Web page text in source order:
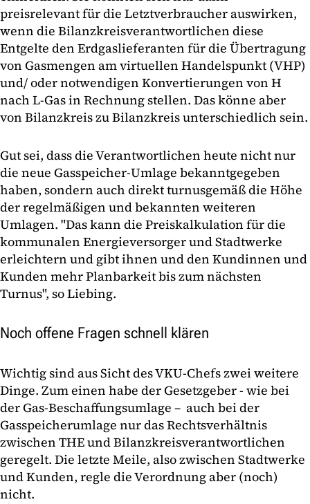
preisrelevant für die Letztverbraucher auswirken,
wenn die Bilanzkreisverantwortlichen diese
Entgelte den Erdgaslieferanten für die Übertragung
von Gasmengen am virtuellen Handelspunkt (VHP)
und/ oder notwendigen Konvertierungen von H
nach L-Gas in Rechnung stellen. Das könne aber
von Bilanzkreis zu Bilanzkreis unterschiedlich sein.
Gut sei, dass die Verantwortlichen heute nicht nur
die neue Gasspeicher-Umlage bekanntgegeben
haben, sondern auch direkt turnusgemäß die Höhe
der regelmäßigen und bekannten weiteren
Umlagen. "Das kann die Preiskalkulation für die
kommunalen Energieversorger und Stadtwerke
erleichtern und gibt ihnen und den Kundinnen und
Kunden mehr Planbarkeit bis zum nächsten
Turnus", so Liebing.
Noch offene Fragen schnell klären
Wichtig sind aus Sicht des VKU-Chefs zwei weitere
Dinge. Zum einen habe der Gesetzgeber - wie bei
der Gas-Beschaffungsumlage – auch bei der
Gasspeicherumlage nur das Rechtsverhältnis
zwischen THE und Bilanzkreisverantwortlichen
geregelt. Die letzte Meile, also zwischen Stadtwerke
und Kunden, regle die Verordnung aber (noch)
nicht.